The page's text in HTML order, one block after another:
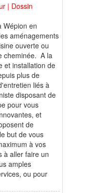
| Dossin
Wépion en
aménagements
ouverte ou
cheminée. A la
et installation de
plus de
liés à
disposant de
pour vous
et
de
but de vous
à vos
à aller faire un
amples
ou pour